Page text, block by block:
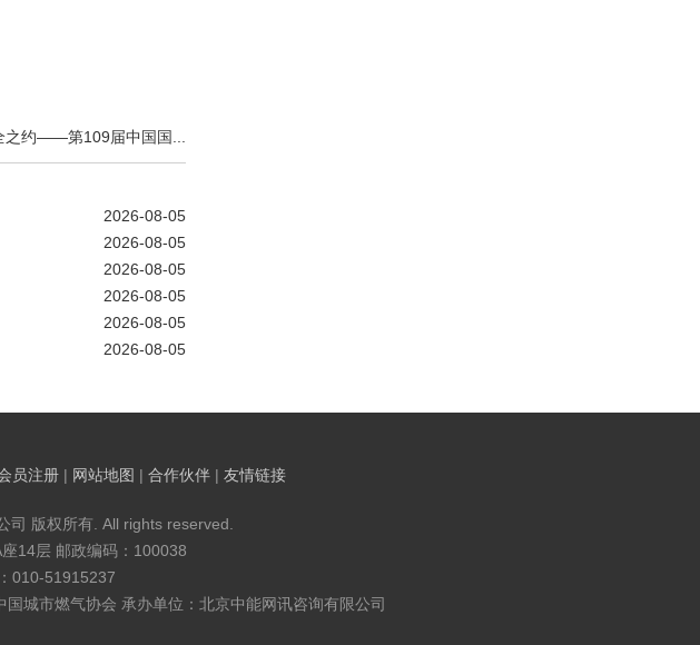
之约——第109届中国国...
2026-08-05
2026-08-05
2026-08-05
2026-08-05
2026-08-05
2026-08-05
员注册 | 网站地图 | 合作伙伴 | 友情链接
版权所有. All rights reserved.
14层 邮政编码：100038
010-51915237
城市燃气协会 承办单位：北京中能网讯咨询有限公司